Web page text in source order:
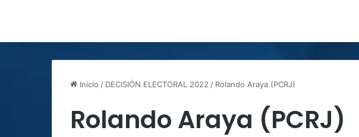
Inicio / DECISIÓN ELECTORAL 2022 / Rolando Araya (PCRJ)
Rolando Araya (PCRJ)